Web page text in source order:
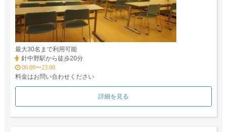
最大30名まで利用可能
針中野駅から徒歩20分
06:00〜23:00
料金はお問い合わせください
詳細を見る